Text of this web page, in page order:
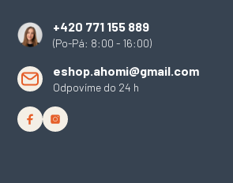
+420 771 155 889
(Po-Pá: 8:00 - 16:00)
eshop.ahomi@gmail.com
Odpovíme do 24 h